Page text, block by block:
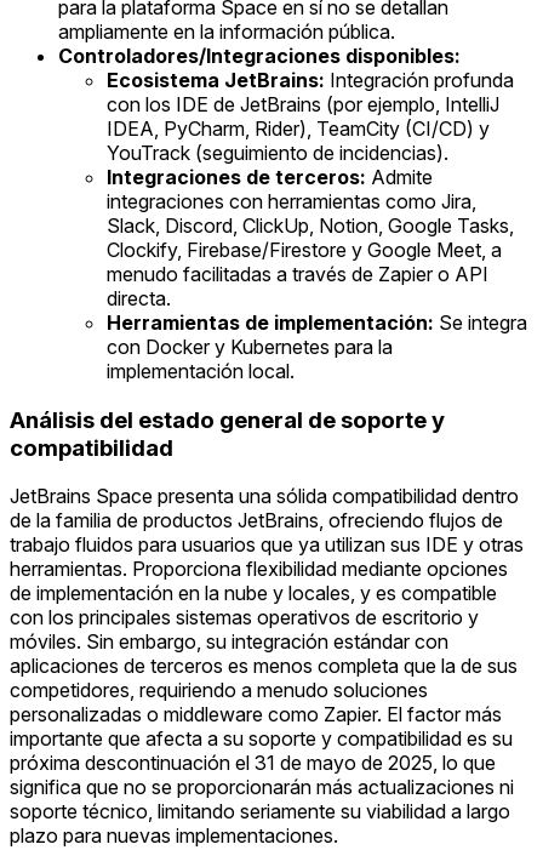
para la plataforma Space en sí no se detallan
ampliamente en la información pública.
Controladores/Integraciones disponibles:
Ecosistema JetBrains: Integración profunda
con los IDE de JetBrains (por ejemplo, IntelliJ
IDEA, PyCharm, Rider), TeamCity (CI/CD) y
YouTrack (seguimiento de incidencias).
Integraciones de terceros: Admite
integraciones con herramientas como Jira,
Slack, Discord, ClickUp, Notion, Google Tasks,
Clockify, Firebase/Firestore y Google Meet, a
menudo facilitadas a través de Zapier o API
directa.
Herramientas de implementación: Se integra
con Docker y Kubernetes para la
implementación local.
Análisis del estado general de soporte y
compatibilidad
JetBrains Space presenta una sólida compatibilidad dentro
de la familia de productos JetBrains, ofreciendo flujos de
trabajo fluidos para usuarios que ya utilizan sus IDE y otras
herramientas. Proporciona flexibilidad mediante opciones
de implementación en la nube y locales, y es compatible
con los principales sistemas operativos de escritorio y
móviles. Sin embargo, su integración estándar con
aplicaciones de terceros es menos completa que la de sus
competidores, requiriendo a menudo soluciones
personalizadas o middleware como Zapier. El factor más
importante que afecta a su soporte y compatibilidad es su
próxima descontinuación el 31 de mayo de 2025, lo que
significa que no se proporcionarán más actualizaciones ni
soporte técnico, limitando seriamente su viabilidad a largo
plazo para nuevas implementaciones.